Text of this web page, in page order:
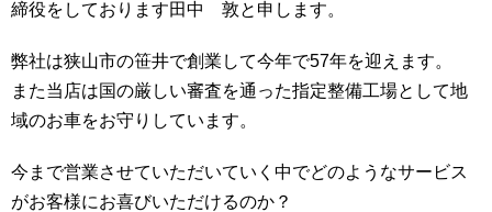
締役をしております田中 敦と申します。
弊社は狭山市の笹井で創業して今年で57年を迎えます。
また当店は国の厳しい審査を通った指定整備工場として地
域のお車をお守りしています。
今まで営業させていただいていく中でどのようなサービス
がお客様にお喜びいただけるのか？